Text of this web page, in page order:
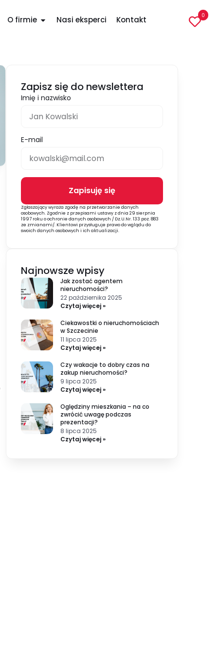
O firmie Nasi eksperci Kontakt 0
Zapisz się do newslettera
Imię i nazwisko
E-mail
Zapisuję się
Alternative:
Zgłaszający wyraża zgodę na przetwarzanie danych
osobowych. Zgodnie z przepisami ustawy z dnia 29 sierpnia
1997 roku o ochronie danych osobowych / Dz.U.Nr. 133 poz. 883
ze zmianami/. Klientowi przysługuje prawo do wglądu do
swoich danych osobowych i ich aktualizacji.
Najnowsze wpisy
Jak zostać agentem
nieruchomości?
22 października 2025
Czytaj więcej »
Ciekawostki o nieruchomościach
w Szczecinie
11 lipca 2025
Czytaj więcej »
Czy wakacje to dobry czas na
zakup nieruchomości?
9 lipca 2025
Czytaj więcej »
Oględziny mieszkania – na co
zwrócić uwagę podczas
prezentacji?
8 lipca 2025
Czytaj więcej »